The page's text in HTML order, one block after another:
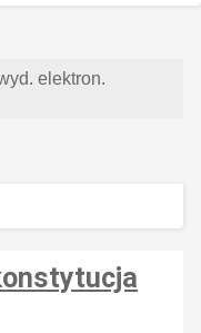
elektron.